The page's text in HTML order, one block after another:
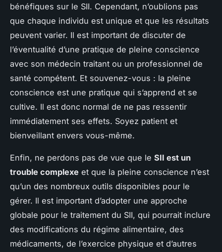
bénéfiques sur le SII. Cependant, n’oublions pas
que chaque individu est unique et que les résultats
peuvent varier. Il est important de discuter de
l’éventualité d’une pratique de pleine conscience
avec son médecin traitant ou un professionnel de
santé compétent. Et souvenez-vous : la pleine
conscience est une pratique qui s’apprend et se
cultive. Il est donc normal de ne pas ressentir
immédiatement ses effets. Soyez patient et
bienveillant envers vous-même.
Enfin, ne perdons pas de vue que le SII est un
trouble complexe et que la pleine conscience n’est
qu’un des nombreux outils disponibles pour le
gérer. Il est important d’adopter une approche
globale pour le traitement du SII, qui pourrait inclure
des modifications du régime alimentaire, des
médicaments, de l’exercice physique et d’autres